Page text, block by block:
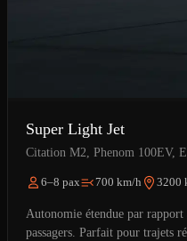
Super Light Jet
Citation M2, Phenom 100EV,
6–8 pax 700 km/h 3200
Autonomie étendue par
passagers. Parfait pour trajets